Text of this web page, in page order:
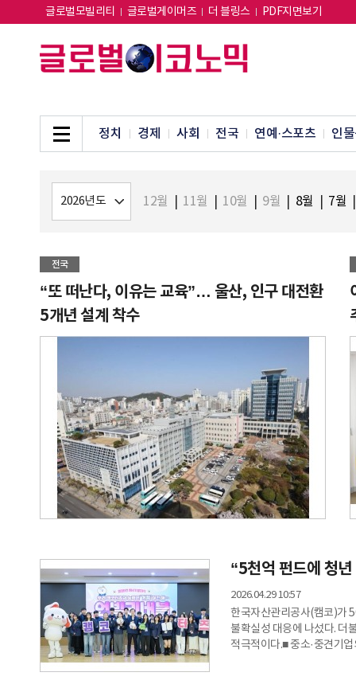
글로벌모빌리티 글로벌게이머즈 더 블링스 PDF지면보기
정치 경제 사회 전국 연예·스포츠 인
12월 11월 10월 9월 8월 7월
전국
“또 떠난다, 이유는 교육”… 울산, 인구 대전환
5개년 설계 착수
“5천억 펀드에 청
2026.04.29 10:57
한국자산관리공사(캠코)가
불확실성 대응에 나섰다. 더
적극적이다.■ 중소·중견기